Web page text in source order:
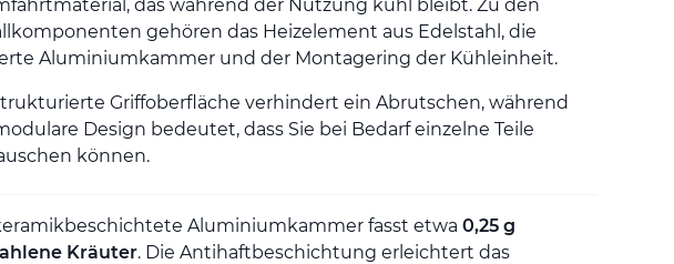
das während der Nutzung kühl bleibt. Zu den
gehören das Heizelement aus Edelstahl, die
Aluminiumkammer und der Montagering der Kühleinheit.
Griffoberfläche verhindert ein Abrutschen, während
Design bedeutet, dass Sie bei Bedarf einzelne Teile
können.
Aluminiumkammer fasst etwa 0,25 g
Kräuter. Die Antihaftbeschichtung erleichtert das